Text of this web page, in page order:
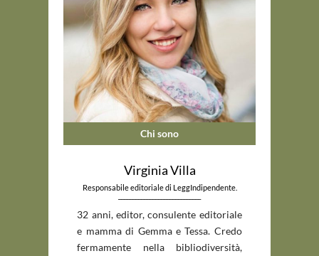
Chi sono
Virginia Villa
Responsabile editoriale di LeggIndipendente.
_____________________________
32 anni, editor, consulente editoriale
e mamma di Gemma e Tessa. Credo
fermamente nella bibliodiversità,